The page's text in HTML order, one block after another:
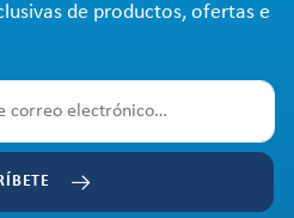
de productos, ofertas e